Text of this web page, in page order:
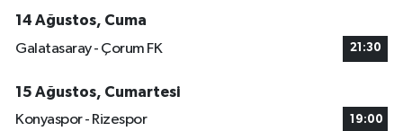
14 Ağustos, Cuma
Galatasaray - Çorum FK
21:30
15 Ağustos, Cumartesi
Konyaspor - Rizespor
19:00